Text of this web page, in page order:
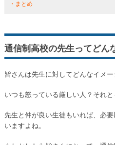
・まとめ
通信制高校の先生ってどん
皆さんは先生に対してどんなイメ
いつも怒っている厳しい人？それ
先生と仲が良い生徒もいれば、必
いますよね。